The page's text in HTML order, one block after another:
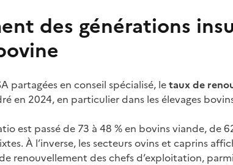
des générations
partagées en conseil spécialisé, letaux de
en 2024, en particulier dans les élevages
est passé de 73 à 48 % en bovins viande, de
À l’inverse, les secteurs ovins et caprins
renouvellement des chefs d’exploitation,